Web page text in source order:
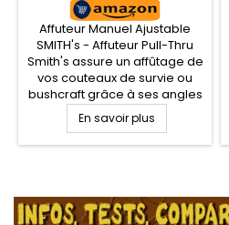
Affuteur Manuel Ajustable
SMITH's - Affuteur Pull-Thru
Smith's assure un affûtage de
vos couteaux de survie ou
bushcraft grâce à ses angles
de lames d'affûtages
réglables. Cet aiguiseur
smith's permet d'aiguiser les
abrasifs, cela jusqu'à six
angles.
En savoir plus